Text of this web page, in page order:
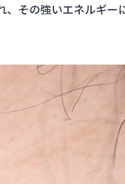
その強いエネルギー